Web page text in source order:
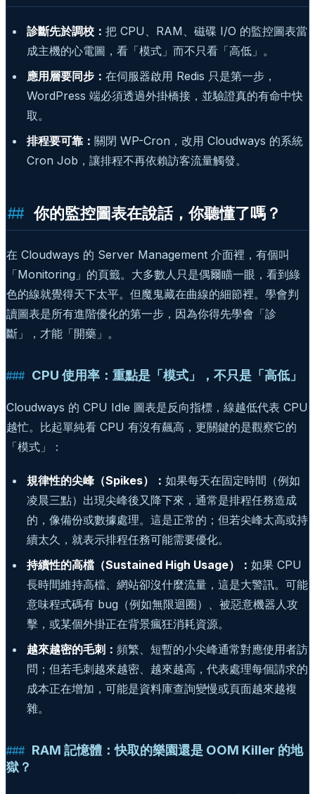
診斷先於調校： 把 CPU、RAM、磁碟 I/O 的監控圖表當
成主機的心電圖，看「模式」而不只看「高低」。
應用層要同步： 在伺服器啟用 Redis 只是第一步，
WordPress 端必須透過外掛橋接，並驗證真的有命中快
取。
排程要可靠： 關閉 WP-Cron，改用 Cloudways 的系統
Cron Job，讓排程不再依賴訪客流量觸發。
你的監控圖表在說話，你聽懂了嗎？
在 Cloudways 的 Server Management 介面裡，有個叫
「Monitoring」的頁籤。大多數人只是偶爾瞄一眼，看到綠
色的線就覺得天下太平。但魔鬼藏在曲線的細節裡。學會判
讀圖表是所有進階優化的第一步，因為你得先學會「診
斷」，才能「開藥」。
CPU 使用率：重點是「模式」，不只是「高低」
Cloudways 的 CPU Idle 圖表是反向指標，線越低代表 CPU
越忙。比起單純看 CPU 有沒有飆高，更關鍵的是觀察它的
「模式」：
規律性的尖峰（Spikes）： 如果每天在固定時間（例如
凌晨三點）出現尖峰後又降下來，通常是排程任務造成
的，像備份或數據處理。這是正常的；但若尖峰太高或持
續太久，就表示排程任務可能需要優化。
持續性的高檔（Sustained High Usage）： 如果 CPU
長時間維持高檔、網站卻沒什麼流量，這是大警訊。可能
意味程式碼有 bug（例如無限迴圈）、被惡意機器人攻
擊，或某個外掛正在背景瘋狂消耗資源。
越來越密的毛刺： 頻繁、短暫的小尖峰通常對應使用者訪
問；但若毛刺越來越密、越來越高，代表處理每個請求的
成本正在增加，可能是資料庫查詢變慢或頁面越來越複
雜。
RAM 記憶體：快取的樂園還是 OOM Killer 的地
獄？